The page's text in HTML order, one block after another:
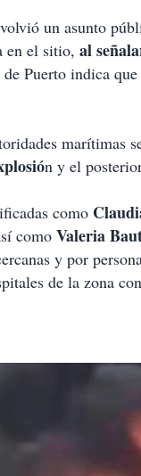
un asunto
en el sitio, al
Puerto indica
marítimas
n y el
como
como Valeria
y por
de la zona